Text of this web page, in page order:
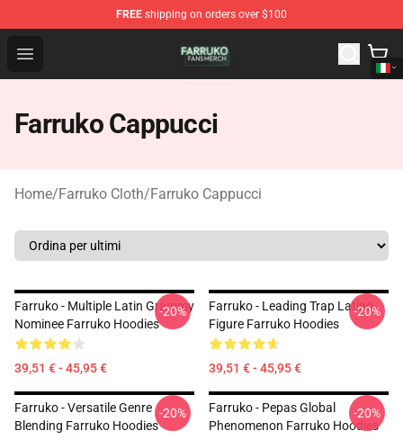
FREE shipping on orders over $100
Open menu
Farruko Shop - Official Farruko Merchandise Store
Farruko Cappucci
Home/Farruko Cloth/Farruko Cappucci
Farruko - Multiple Latin Grammy
Nominee Farruko Hoodies
39,51 € - 45,95 €
-20%
Farruko - Leading Trap Latino
Figure Farruko Hoodies
39,51 € - 45,95 €
-20%
Farruko - Versatile Genre
Blending Farruko Hoodies
-20%
Farruko - Pepas Global
Phenomenon Farruko Hoodies
-20%